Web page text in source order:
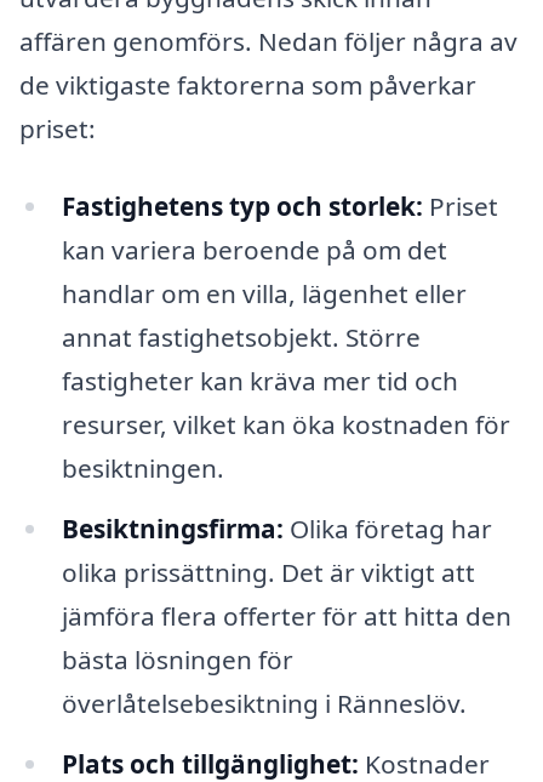
affären genomförs. Nedan följer några av
de viktigaste faktorerna som påverkar
priset:
Fastighetens typ och storlek: Priset
kan variera beroende på om det
handlar om en villa, lägenhet eller
annat fastighetsobjekt. Större
fastigheter kan kräva mer tid och
resurser, vilket kan öka kostnaden för
besiktningen.
Besiktningsfirma: Olika företag har
olika prissättning. Det är viktigt att
jämföra flera offerter för att hitta den
bästa lösningen för
överlåtelsebesiktning i Ränneslöv.
Plats och tillgänglighet: Kostnader